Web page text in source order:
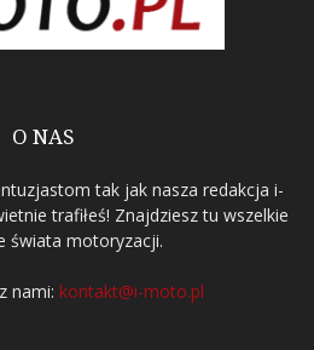
O NAS
tak jak nasza redakcja i-
trafiłeś! Znajdziesz tu wszelkie
świata motoryzacji.
nami: kontakt@i-moto.pl